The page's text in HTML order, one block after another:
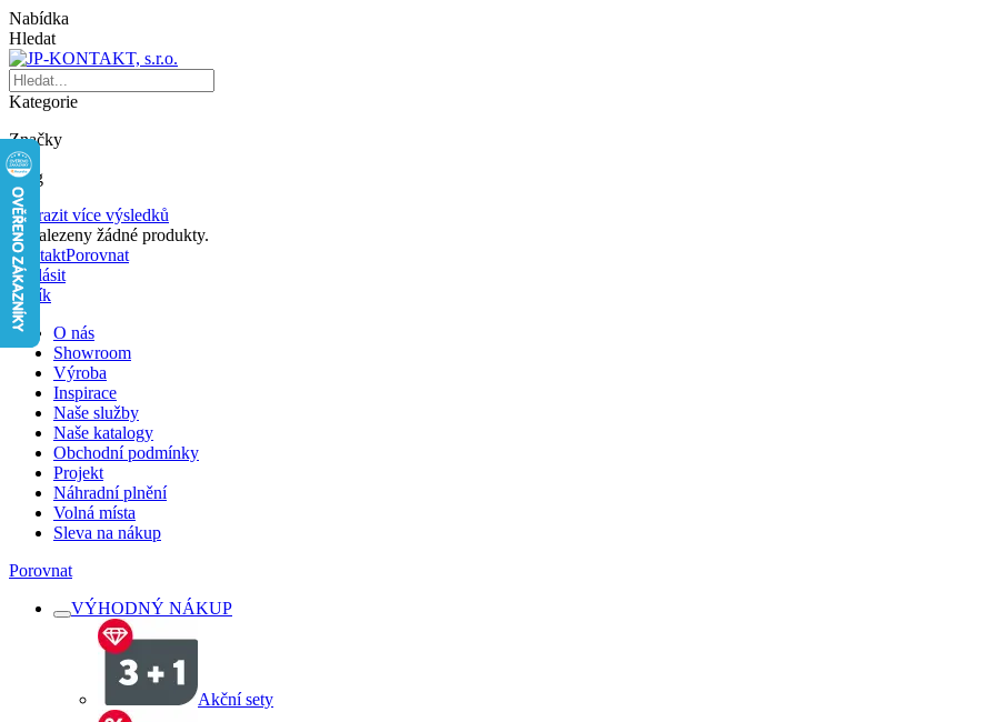
Nabídka
Hledat
Kategorie
Značky
Blog
Zobrazit více výsledků
Nenalezeny žádné produkty.
KontaktPorovnat
Přihlásit
Košík
O nás
Showroom
Výroba
Inspirace
Naše služby
Naše katalogy
Obchodní podmínky
Projekt
Náhradní plnění
Volná místa
Sleva na nákup
Porovnat
VÝHODNÝ NÁKUP
Akční sety